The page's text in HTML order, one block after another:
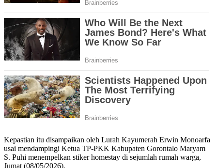
Kepastian itu disampaikan oleh Lurah Kayumerah Erwin Monoarfa
usai mendampingi Ketua TP-PKK Kabupaten Gorontalo Maryam
S. Puhi menempelkan stiker homestay di sejumlah rumah warga,
Jumat (08/05/2026).